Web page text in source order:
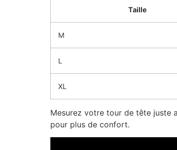
Taille
M
L
XL
Mesurez votre tour de tête juste
pour plus de confort.